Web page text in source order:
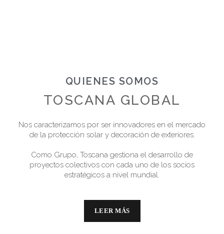
QUIENES SOMOS
TOSCANA GLOBAL
Nos caracterizamos por ser innovadores en el mercado
de la protección solar y decoración de exteriores.
Como Grupo, Toscana gestiona el desarrollo de
proyectos colectivos con cada uno de los socios
estratégicos a nivel mundial.
LEER MÁS